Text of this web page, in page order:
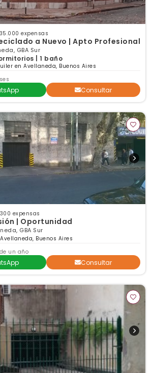
expensas
a Nuevo | Apto Profesional
GBA Sur
| 1 baño
en Avellaneda, Buenos Aires
Consultar
expensas
| Oportunidad
GBA Sur
Buenos Aires
un año
Consultar